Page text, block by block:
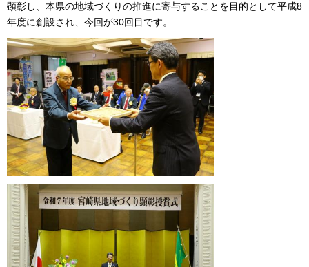
顕彰し、本県の地域づくりの推進に寄与することを目的として平成8
年度に創設され、今回が30回目です。